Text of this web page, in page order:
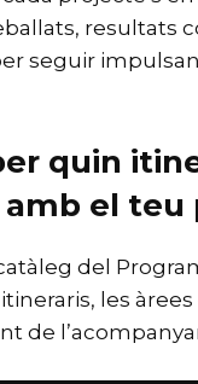
resultats
seguir
quin
amb el teu
del
les àrees
de